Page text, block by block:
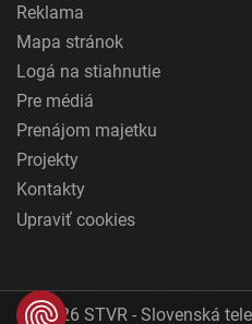
Reklama
Mapa stránok
Logá na stiahnutie
Pre médiá
Prenájom majetku
Projekty
Kontakty
Upraviť cookies
© 2026 STVR - Slovenská